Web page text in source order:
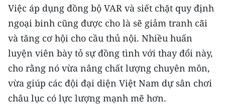
ESPAÑOL
한국어
Việc áp dụng đồng bộ VAR và siết chặt quy định
ngoại binh cũng được cho là sẽ giảm tranh cãi
và tăng cơ hội cho cầu thủ nội. Nhiều huấn
luyện viên bày tỏ sự đồng tình với thay đổi này,
cho rằng nó vừa nâng chất lượng chuyên môn,
vừa giúp các đội đại diện Việt Nam dự sân chơi
châu lục có lực lượng mạnh mẽ hơn.